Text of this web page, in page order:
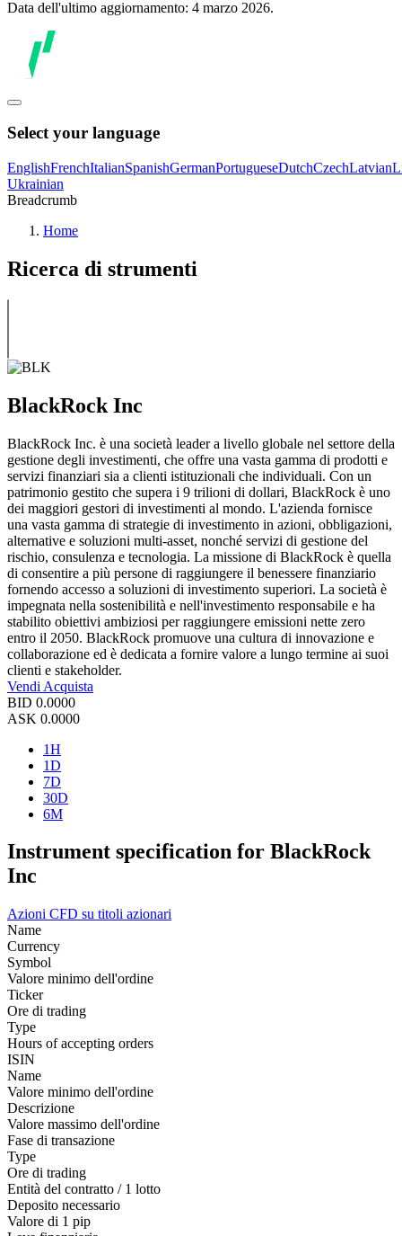
Data dell'ultimo aggiornamento: 4 marzo 2026.
Select your language
EnglishFrenchItalianSpanishGermanPortugueseDutchCzechLatvian
Ukrainian
Breadcrumb
Home
Ricerca di strumenti
BlackRock Inc
BlackRock Inc. è una società leader a livello globale nel settore della
gestione degli investimenti, che offre una vasta gamma di prodotti e
servizi finanziari sia a clienti istituzionali che individuali. Con un
patrimonio gestito che supera i 9 trilioni di dollari, BlackRock è uno
dei maggiori gestori di investimenti al mondo. L'azienda fornisce
una vasta gamma di strategie di investimento in azioni, obbligazioni,
alternative e soluzioni multi-asset, nonché servizi di gestione del
rischio, consulenza e tecnologia. La missione di BlackRock è quella
di consentire a più persone di raggiungere il benessere finanziario
fornendo accesso a soluzioni di investimento superiori. La società è
impegnata nella sostenibilità e nell'investimento responsabile e ha
stabilito obiettivi ambiziosi per raggiungere emissioni nette zero
entro il 2050. BlackRock promuove una cultura di innovazione e
collaborazione ed è dedicata a fornire valore a lungo termine ai suoi
clienti e stakeholder.
Vendi Acquista
BID 0.0000
ASK 0.0000
1H
1D
7D
30D
6M
Instrument specification for BlackRock
Inc
Azioni CFD su titoli azionari
Name
Currency
Symbol
Valore minimo dell'ordine
Ticker
Ore di trading
Type
Hours of accepting orders
ISIN
Name
Valore minimo dell'ordine
Descrizione
Valore massimo dell'ordine
Fase di transazione
Type
Ore di trading
Entità del contratto / 1 lotto
Deposito necessario
Valore di 1 pip